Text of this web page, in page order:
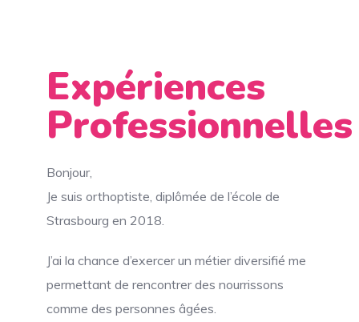
Expériences
Professionnelles
Bonjour,
Je suis orthoptiste, diplômée de l’école de
Strasbourg en 2018.
J’ai la chance d’exercer un métier diversifié me
permettant de rencontrer des nourrissons
comme des personnes âgées.